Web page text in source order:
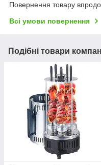
Повернення товару
Всі умови повернення
Подібні товари